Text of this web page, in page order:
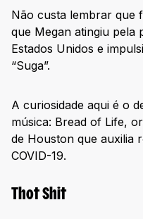
Não custa lembrar que
que Megan atingiu pela
Estados Unidos e
“Suga”.
A curiosidade aqui é o
música: Bread of Life,
de Houston que auxilia
COVID-19.
Thot Shit